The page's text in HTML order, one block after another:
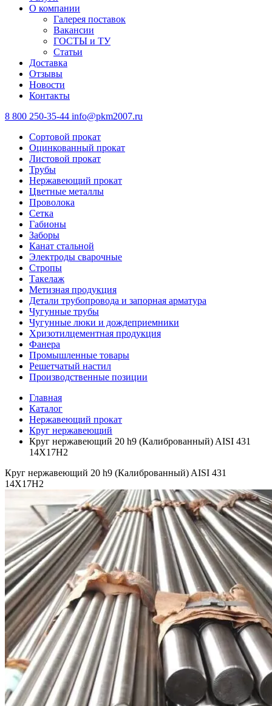
О компании
Галерея поставок
Вакансии
ГОСТЫ и ТУ
Статьи
Доставка
Отзывы
Новости
Контакты
8 800 250-35-44 info@pkm2007.ru
Сортовой прокат
Оцинкованный прокат
Листовой прокат
Трубы
Нержавеющий прокат
Цветные металлы
Проволока
Сетка
Габионы
Заборы
Канат стальной
Электроды сварочные
Стропы
Такелаж
Метизная продукция
Детали трубопровода и запорная арматура
Чугунные трубы
Чугунные люки и дождеприемники
Хризотилцементная продукция
Фанера
Промышленные товары
Решетчатый настил
Производственные позиции
Главная
Каталог
Нержавеющий прокат
Круг нержавеющий
Круг нержавеющий 20 h9 (Калиброванный) AISI 431
14Х17Н2
Круг нержавеющий 20 h9 (Калиброванный) AISI 431
14Х17Н2